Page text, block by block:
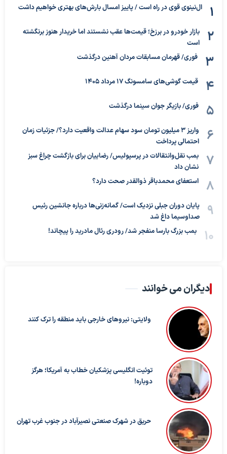
ال‌نینوی قوی در راه است / پاییز امسال بارش‌های بهتری خواهیم داشت
بازار خودرو در برزخ؛ قیمت‌ها عقب نشستند اما خریدار هنوز برنگشته
است
فوری/ قهرمان مسابقات مردان آهنین درگذشت
قیمت گوشی‌های سامسونگ 17 مرداد 1405
فوری/ بازیگر جوان سینما درگذشت
واریز ۳ میلیون تومان سود سهام عدالت واقعیت دارد؟/ جزئیات زمان
احتمالی پرداخت
بمب نقل‌وانتقالات در پرسپولیس/ رضاییان برای بازگشت چراغ سبز
نشان داد
استعفای محمدباقر ذوالقدر صحت دارد؟
پایان دوران جبلی نزدیک است/ گمانه‌زنی‌ها درباره جانشین رئیس
صداوسیما داغ شد
بمب بزرگ بارسا منفجر شد/ رودری رئال مادرید را پیچاند!
دیگران می خوانند
ولایتی: نیروهای خارجی باید منطقه را ترک کنند
توئیت انگلیسی پزشکیان خطاب به آمریکا؛ هرگز
دوباره!
حریق در شهرک صنعتی نصیرآباد در جنوب غرب تهران